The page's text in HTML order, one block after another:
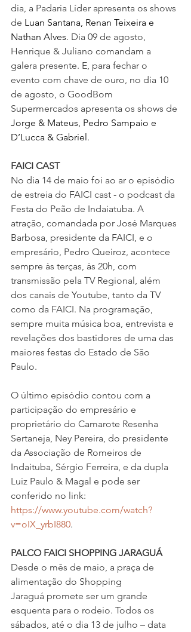
dia, a Padaria Líder apresenta os shows
de Luan Santana, Renan Teixeira e
Nathan Alves. Dia 09 de agosto,
Henrique & Juliano comandam a
galera presente. E, para fechar o
evento com chave de ouro, no dia 10
de agosto, o GoodBom
Supermercados apresenta os shows de
Jorge & Mateus, Pedro Sampaio e
D’Lucca & Gabriel.
FAICI CAST
No dia 14 de maio foi ao ar o episódio
de estreia do FAICI cast - o podcast da
Festa do Peão de Indaiatuba. A
atração, comandada por José Marques
Barbosa, presidente da FAICI, e o
empresário, Pedro Queiroz, acontece
sempre às terças, às 20h, com
transmissão pela TV Regional, além
dos canais de Youtube, tanto da TV
como da FAICI. Na programação,
sempre muita música boa, entrevista e
revelações dos bastidores de uma das
maiores festas do Estado de São
Paulo.
O último episódio contou com a
participação do empresário e
proprietário do Camarote Resenha
Sertaneja, Ney Pereira, do presidente
da Associação de Romeiros de
Indaituba, Sérgio Ferreira, e da dupla
Luiz Paulo & Magal e pode ser
conferido no link:
https://www.youtube.com/watch?
v=oIX_yrbI880.
PALCO FAICI SHOPPING JARAGUÁ
Desde o mês de maio, a praça de
alimentação do Shopping
Jaraguá promete ser um grande
esquenta para o rodeio. Todos os
sábados, até o dia 13 de julho – data